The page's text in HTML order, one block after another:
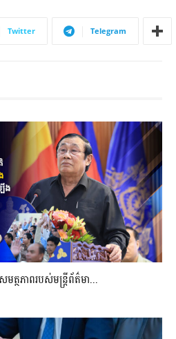
Twitter Telegram
ត្ថភាពរបស់មន្ត្រីព័ត៌មា...